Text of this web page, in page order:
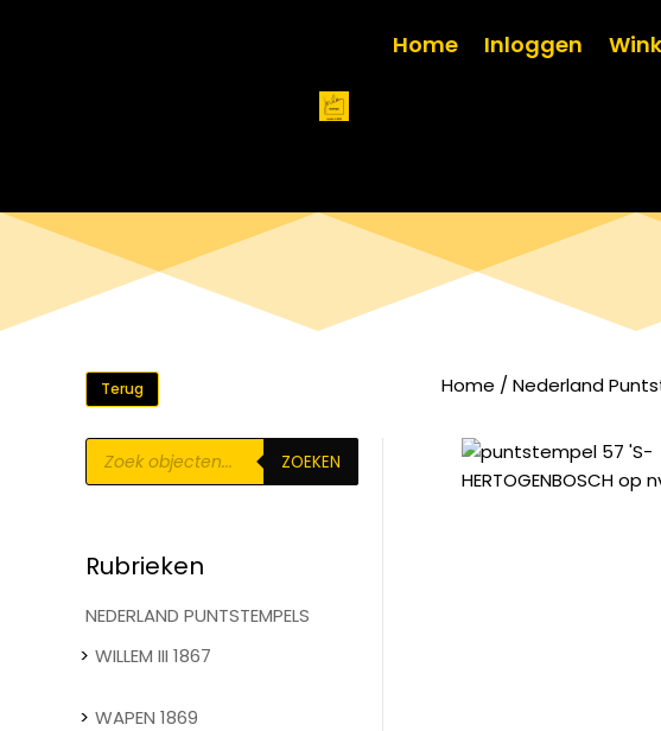
Home Inloggen
Terug Home / Nederland
Producten
zoeken ZOEKEN
Rubrieken
NEDERLAND PUNTSTEMPELS
WILLEM III 1867
WAPEN 1869